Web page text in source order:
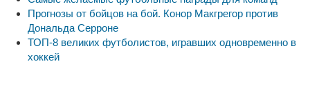
Прогнозы от бойцов на бой. Конор Макгрегор против
Дональда Серроне
ТОП-8 великих футболистов, игравших одновременно в
хоккей